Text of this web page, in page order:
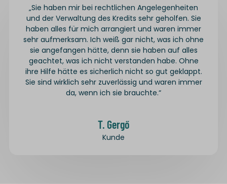
„Sie haben mir bei rechtlichen Angelegenheiten
und der Verwaltung des Kredits sehr geholfen. Sie
haben alles für mich arrangiert und waren immer
sehr aufmerksam. Ich weiß gar nicht, was ich ohne
sie angefangen hätte, denn sie haben auf alles
geachtet, was ich nicht verstanden habe. Ohne
ihre Hilfe hätte es sicherlich nicht so gut geklappt.
Sie sind wirklich sehr zuverlässig und waren immer
da, wenn ich sie brauchte.“
T. Gergő
Kunde